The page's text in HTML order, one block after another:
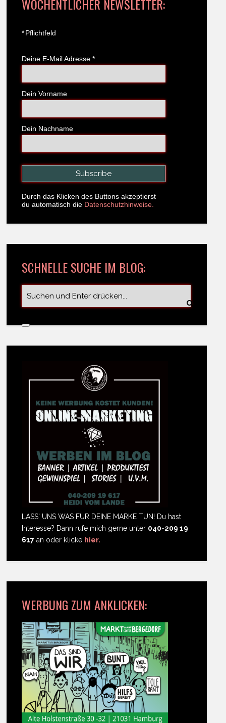
WÖCHENTLICHER NEWSLETTER:
*Pflichtfeld
Deine E-Mail Adresse *
Dein Vorname
Dein Nachname
Durch das Klicken des Buttons akzeptierst
du automatisch die Datenschutzhinweise.
SCHNELLE SUCHE IM BLOG:
LASS' UNS WAS FÜR DEINE MARKE TUN! Du hast
Interesse? Dann rufe mich gerne unter 040-209 19
617 an oder klicke hier.
WERBUNG ZUM ANKLICKEN: